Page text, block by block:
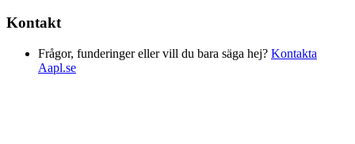
Kontakt
Frågor, funderinger eller vill du bara säga hej? Kontakta
Aapl.se